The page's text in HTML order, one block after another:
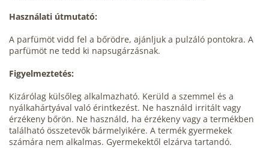
Használati útmutató:
A parfümöt vidd fel a bőrödre, ajánljuk a pulzáló pontokra. A
parfümöt ne tedd ki napsugárzásnak.
Figyelmeztetés:
Kizárólag külsőleg alkalmazható. Kerüld a szemmel és a
nyálkahártyával való érintkezést. Ne használd irritált vagy
érzékeny bőrön. Ne használd, ha érzékeny vagy a termékben
található összetevők bármelyikére. A termék gyermekek
számára nem alkalmas. Gyermekektől elzárva tartandó.